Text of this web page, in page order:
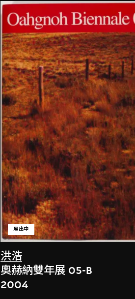
洪浩
展出中
奧赫納雙年展 05-B
2004